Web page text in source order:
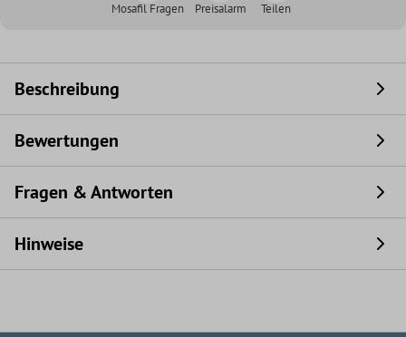
Mosafil Fragen Preisalarm Teilen
Beschreibung
Bewertungen
Fragen & Antworten
Hinweise